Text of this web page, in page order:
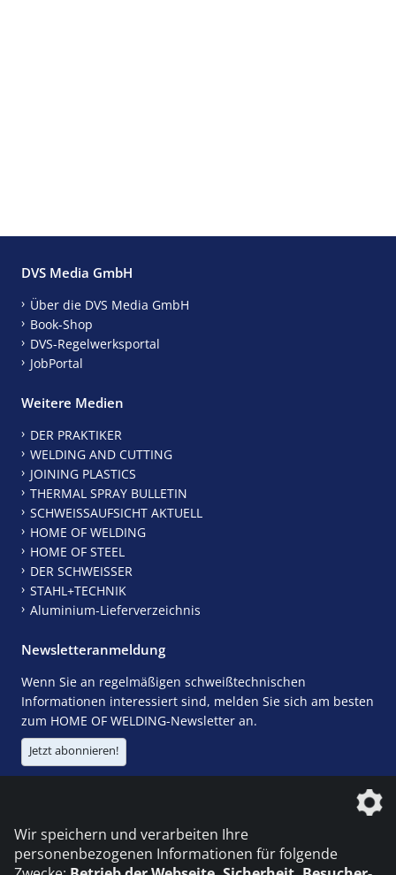
DVS Media GmbH
Über die DVS Media GmbH
Book-Shop
DVS-Regelwerksportal
JobPortal
Weitere Medien
DER PRAKTIKER
WELDING AND CUTTING
JOINING PLASTICS
THERMAL SPRAY BULLETIN
SCHWEISSAUFSICHT AKTUELL
HOME OF WELDING
HOME OF STEEL
DER SCHWEISSER
STAHL+TECHNIK
Aluminium-Lieferverzeichnis
Newsletteranmeldung
Wenn Sie an regelmäßigen schweißtechnischen
Informationen interessiert sind, melden Sie sich am besten
zum HOME OF WELDING-Newsletter an.
Jetzt abonnieren!
Die DVS Media GmbH ist ein Unternehmen der
Wir speichern und verarbeiten Ihre
personenbezogenen Informationen für folgende